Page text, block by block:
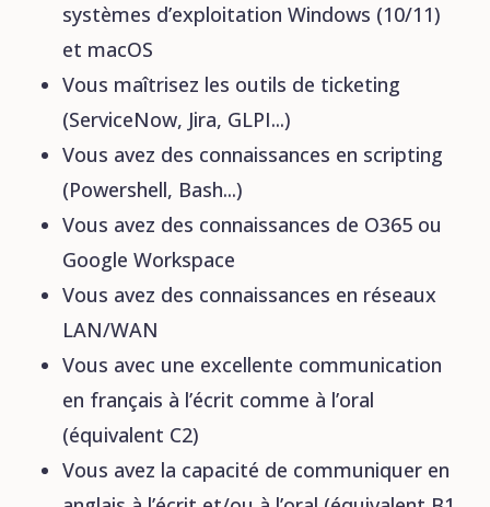
systèmes d’exploitation Windows (10/11)
et macOS
Vous maîtrisez les outils de ticketing
(ServiceNow, Jira, GLPI...)
Vous avez des connaissances en scripting
(Powershell, Bash...)
Vous avez des connaissances de O365 ou
Google Workspace
Vous avez des connaissances en réseaux
LAN/WAN
Vous avec une excellente communication
en français à l’écrit comme à l’oral
(équivalent C2)
Vous avez la capacité de communiquer en